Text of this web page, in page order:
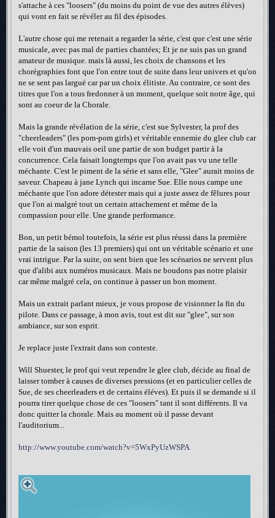
s'attache à ces "loosers" (du moins du point de vue des autres élèves)
qui vont en fait se révéler au fil des épisodes.
L'autre chose qui me retenait a regarder la série, c'est que c'est une série
musicale, avec pas mal de parties chantées; Et je ne suis pas un grand
amateur de musique. mais là aussi, les choix de chansons et les
chorégraphies font que l'on entre tout de suite dans leur univers et qu'on
ne se sent pas largué car par un choix élitiste. Au contraire, ce sont des
titres que l'on a tous fredonner à un moment, quelque soit notre âge, qui
sont au coeur de la Chorale.
Mais la grande révélation de la série, c'est sue Sylvester, la prof des
"cheerleaders" (les pom-pom girls) et véritable ennemie du glee club car
elle voit d'un mauvais oeil une partie de son budget partir à la
concurrence. Cela faisait longtemps que l'on avait pas vu une telle
méchante. C'est le piment de la série et sans elle, "Glee" aurait moins de
saveur. Chapeau à jane Lynch qui incarne Sue. Elle nous campe une
méchante que l'on adore détester mais qui a juste assez de fêlures pour
que l'on ai malgré tout un certain attachement et même de la
compassion pour elle. Une grande performance.
Bon, un petit bémol toutefois, la série est plus réussi dans la première
partie de la saison (les 13 premiers) qui ont un véritable scénario et une
vrai intrigue. Par la suite, on sent bien que les scénarios ne servent plus
que d'alibi aux numéros musicaux. Mais ne boudons pas notre plaisir
car même malgré cela, on continue à passer un bon moment.
Mais un extrait parlant mieux, je vous propose de visionner la fin du
pilote. Dans ce passage, à mon avis, tout est dit sur "glee", sur son
ambiance, sur son esprit.
Je replace juste l'extrait dans son conteste.
Will Shuester, le prof qui veut rependre le glee club, décide au final de
laisser tomber à causes de diverses pressions (et en particulier celles de
Sue, de ses cheerleaders et de certains éléves). Et puis il se demande si il
pourra tirer quelque chose de ces "loosers" tant il sont différents. Il va
donc quitter la chorale. Mais au moment où il passe devant
l'auditorium...
http://www.youtube.com/watch?v=5WxPyUzWSPA